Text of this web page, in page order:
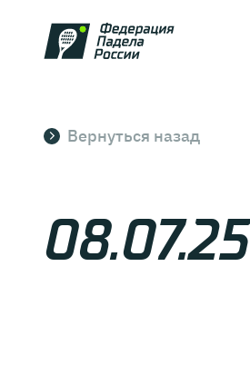
Вернуться назад
08.07.25